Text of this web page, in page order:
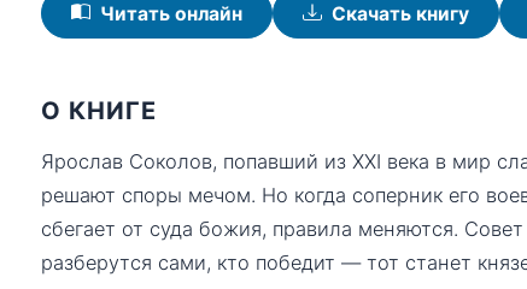
Читать онлайн Скачать книгу
О КНИГЕ
Ярослав Соколов, попавший из XXI века в мир
решают споры мечом. Но когда соперник его
сбегает от суда божия, правила меняются.
разберутся сами, кто победит — тот станет